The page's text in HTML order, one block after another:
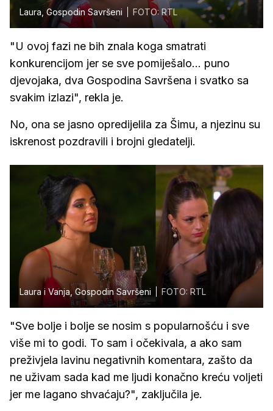
Laura, Gospodin Savršeni FOTO: RTL
"U ovoj fazi ne bih znala koga smatrati
konkurencijom jer se sve pomiješalo... puno
djevojaka, dva Gospodina Savršena i svatko sa
svakim izlazi", rekla je.
No, ona se jasno opredijelila za Šimu, a njezinu su
iskrenost pozdravili i brojni gledatelji.
Laura i Vanja, Gospodin Savršeni FOTO: RTL
"Sve bolje i bolje se nosim s popularnošću i sve
više mi to godi. To sam i očekivala, a ako sam
preživjela lavinu negativnih komentara, zašto da
ne uživam sada kad me ljudi konačno kreću voljeti
jer me lagano shvaćaju?", zaključila je.